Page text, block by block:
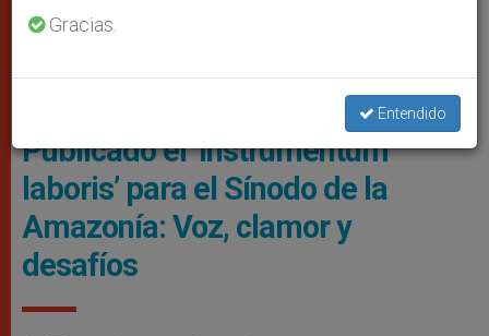
Francisco Se Encontró Con Los Indígenas De Perú En Puerto
Maldonado, En Enero 2018 ©
Publicado el ‘Instrumentum
laboris’ para el Sínodo de la
Amazonía: Voz, clamor y
desafíos
Gracias.
Entendido